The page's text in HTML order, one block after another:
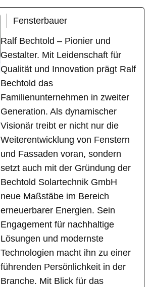
Fensterbauer
Ralf Bechtold – Pionier und
Gestalter. Mit Leidenschaft für
Qualität und Innovation prägt Ralf
Bechtold das
Familienunternehmen in zweiter
Generation. Als dynamischer
Visionär treibt er nicht nur die
Weiterentwicklung von Fenstern
und Fassaden voran, sondern
setzt auch mit der Gründung der
Bechtold Solartechnik GmbH
neue Maßstäbe im Bereich
erneuerbarer Energien. Sein
Engagement für nachhaltige
Lösungen und modernste
Technologien macht ihn zu einer
führenden Persönlichkeit in der
Branche. Mit Blick für das